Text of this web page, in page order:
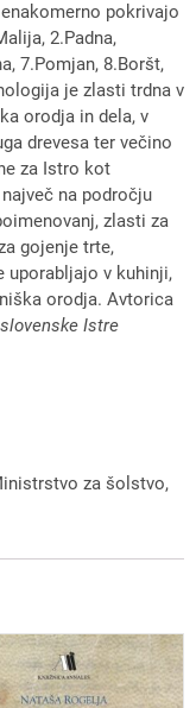
pokrivajo
2.Padna,
7.Pomjan, 8.Boršt,
je zlasti trdna v
orodja in dela, v
drevesa ter večino
za Istro kot
na področju
zlasti za
gojenje trte,
uporabljajo v kuhinji,
orodja. Avtorica
Istre
za šolstvo,